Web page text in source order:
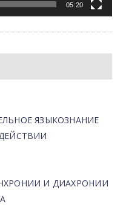
05:20
ЯЗЫКОЗНАНИЕ
И ДИАХРОНИИ